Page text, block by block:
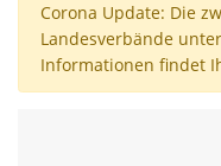
Corona Update: Die
Landesverbände
Informationen findet